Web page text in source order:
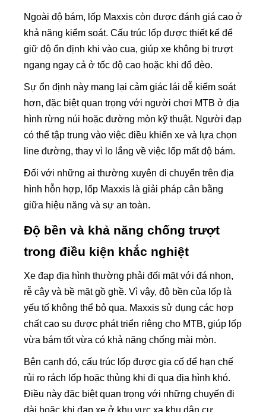
Ngoài độ bám, lốp Maxxis còn được đánh giá cao ở
khả năng kiểm soát. Cấu trúc lốp được thiết kế để
giữ độ ổn định khi vào cua, giúp xe không bị trượt
ngang ngay cả ở tốc độ cao hoặc khi đổ đèo.
Sự ổn định này mang lại cảm giác lái dễ kiểm soát
hơn, đặc biệt quan trọng với người chơi MTB ở địa
hình rừng núi hoặc đường mòn kỹ thuật. Người đạp
có thể tập trung vào việc điều khiển xe và lựa chọn
line đường, thay vì lo lắng về việc lốp mất độ bám.
Đối với những ai thường xuyên di chuyển trên địa
hình hỗn hợp, lốp Maxxis là giải pháp cân bằng
giữa hiệu năng và sự an toàn.
Độ bền và khả năng chống trượt
trong điều kiện khắc nghiệt
Xe đạp địa hình thường phải đối mặt với đá nhọn,
rễ cây và bề mặt gồ ghề. Vì vậy, độ bền của lốp là
yếu tố không thể bỏ qua. Maxxis sử dụng các hợp
chất cao su được phát triển riêng cho MTB, giúp lốp
vừa bám tốt vừa có khả năng chống mài mòn.
Bên cạnh đó, cấu trúc lốp được gia cố để hạn chế
rủi ro rách lốp hoặc thủng khi đi qua địa hình khó.
Điều này đặc biệt quan trọng với những chuyến đi
dài hoặc khi đạp xe ở khu vực xa khu dân cư.